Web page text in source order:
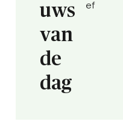
uws
van
de
dag
ef